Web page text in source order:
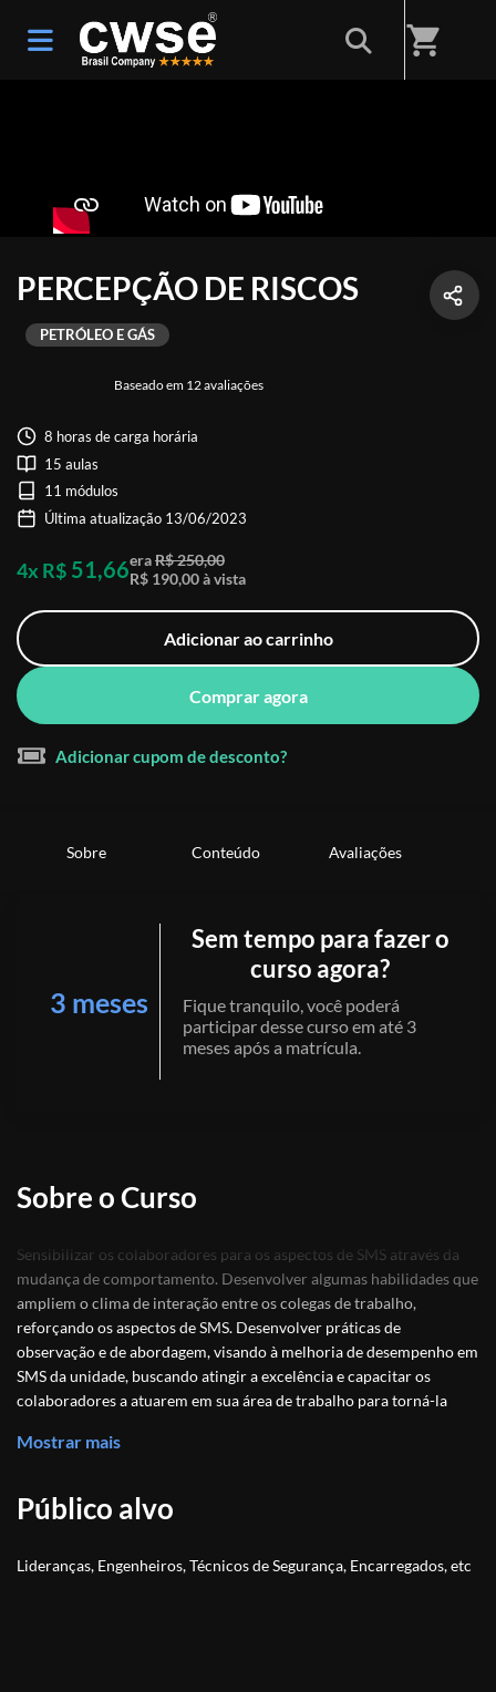
shopping_cart
PERCEPÇÃO DE RISCOS
Baseado em 12 avaliações
PETRÓLEO E GÁS
8 horas de carga horária
15 aulas
11 módulos
Última atualização 13/06/2023
4x R$ 51,66eraR$ 250,00
R$ 190,00 à vista
Adicionar ao carrinho
Comprar agora
Adicionar cupom de desconto?
Sobre Conteúdo Avaliações
3 meses
Sem tempo para fazer o
curso agora?
Fique tranquilo, você poderá
participar desse curso em até 3
meses após a matrícula.
Sobre o Curso
Sensibilizar os colaboradores para os aspectos de SMS através da
mudança de comportamento. Desenvolver algumas habilidades que
ampliem o clima de interação entre os colegas de trabalho,
reforçando os aspectos de SMS. Desenvolver práticas de
observação e de abordagem, visando à melhoria de desempenho em
SMS da unidade, buscando atingir a excelência e capacitar os
colaboradores a atuarem em sua área de trabalho para torná-la
perigos de uma atividade;
preliminar de riscos (APR) e permissão de trabalho (PT).
Mostrar mais
Público alvo
Lideranças, Engenheiros, Técnicos de Segurança, Encarregados, etc